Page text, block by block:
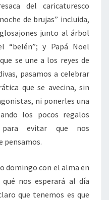
del caricaturesco
de brujas” incluida,
junto al árbol
“belén”; y Papá Noel
se une a los reyes de
pasamos a celebrar
que se avecina, sin
ni ponerles una
los pocos regalos
para evitar que nos
pensamos.
domingo con el alma en
nos esperará al día
que tenemos es que